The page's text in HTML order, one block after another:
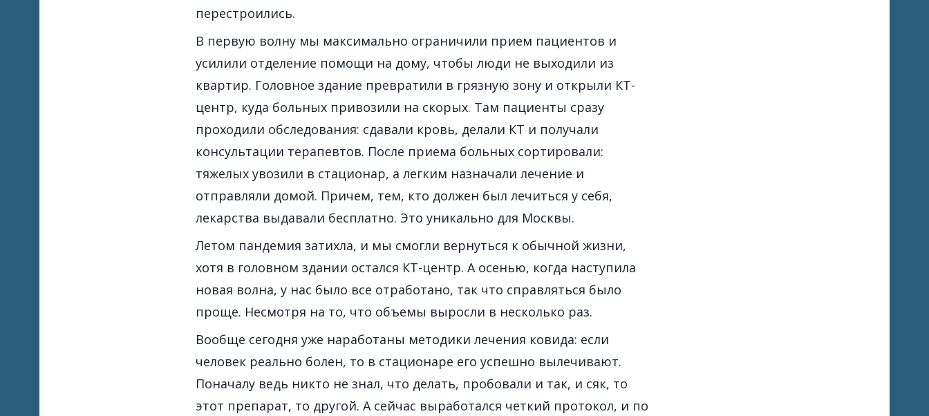
перестроились.
В первую волну мы максимально ограничили прием пациентов и
усилили отделение помощи на дому, чтобы люди не выходили из
квартир. Головное здание превратили в грязную зону и открыли КТ-
центр, куда больных привозили на скорых. Там пациенты сразу
проходили обследования: сдавали кровь, делали КТ и получали
консультации терапевтов. После приема больных сортировали:
тяжелых увозили в стационар, а легким назначали лечение и
отправляли домой. Причем, тем, кто должен был лечиться у себя,
лекарства выдавали бесплатно. Это уникально для Москвы.
Летом пандемия затихла, и мы смогли вернуться к обычной жизни,
хотя в головном здании остался КТ-центр. А осенью, когда наступила
новая волна, у нас было все отработано, так что справляться было
проще. Несмотря на то, что объемы выросли в несколько раз.
Вообще сегодня уже наработаны методики лечения ковида: если
человек реально болен, то в стационаре его успешно вылечивают.
Поначалу ведь никто не знал, что делать, пробовали и так, и сяк, то
этот препарат, то другой. А сейчас выработался четкий протокол, и по